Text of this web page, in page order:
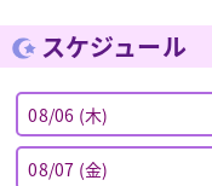
スケジュール
08/06 (木)
08/07 (金)